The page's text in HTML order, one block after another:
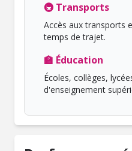
🚇 Transports
Accès aux transports
temps de trajet.
🏫 Éducation
Écoles, collèges,
d'enseignement